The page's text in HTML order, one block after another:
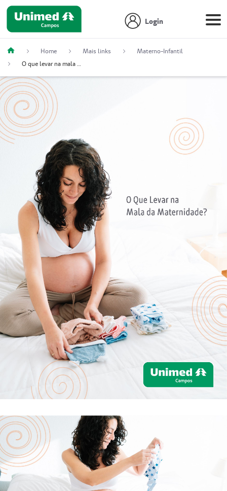
Login
Home Mais links
Materno-Infantil
O que levar na mala da maternidade?